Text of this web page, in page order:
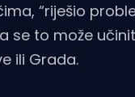
“riješio
se to može
ili Grada.